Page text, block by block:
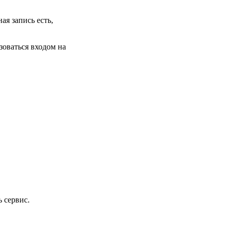
запись есть,
входом на
сервис.